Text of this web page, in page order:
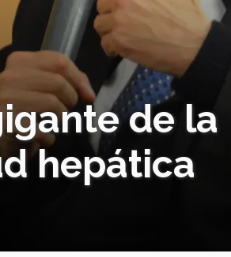
de la
hepática